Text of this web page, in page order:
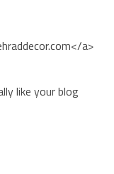
a>
like your blog